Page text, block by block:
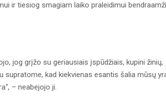
ir tiesiog smagiam laiko praleidimui
jog grįžo su geriausiais įspūdžiais, kupini žinių,
supratome, kad kiekvienas esantis šalia mūsų
– neabejojo ji.